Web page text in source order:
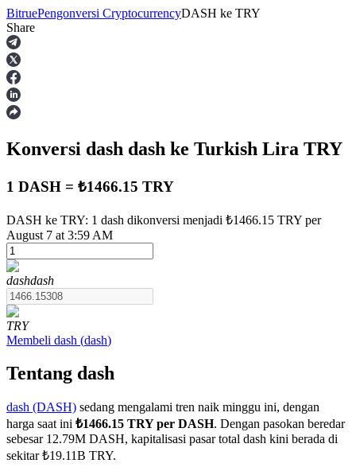
Berjangka
USDT Berjangka
COIN-M Berjangka
Mata Uang Kripto Berjangka
BitruePengonversi CryptocurrencyDASH ke TRY
Share
Konversi dash dash ke Turkish Lira TRY
1 DASH = ₺1466.15 TRY
DASH ke TRY: 1 dash dikonversi menjadi ₺1466.15 TRY per
August 7 at 3:59 AM
dashdash
TRY
Membeli dash (dash)
Tentang dash
dash (DASH) sedang mengalami tren naik minggu ini, dengan
harga saat ini ₺1466.15 TRY per DASH. Dengan pasokan beredar
sebesar 12.79M DASH, kapitalisasi pasar total dash kini berada di
sekitar ₺19.11B TRY.